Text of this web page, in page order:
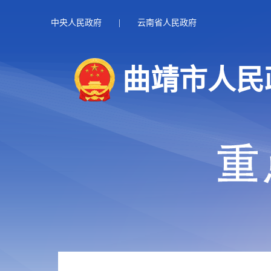
中央人民政府 | 云南省人民政府
曲靖市人